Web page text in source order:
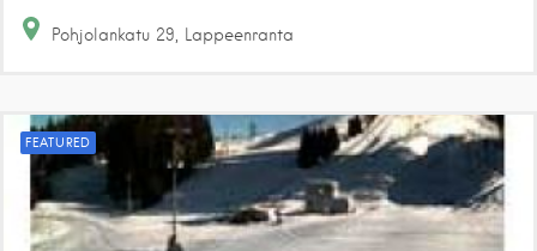
Pohjolankatu 29 Lappeenranta
FEATURED